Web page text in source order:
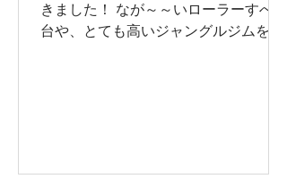
きました！ なが～～いローラーすべり
台や、とても高いジャングルジムをみ